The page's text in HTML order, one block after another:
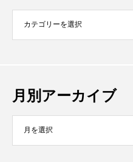
月別アーカイブ
ブ